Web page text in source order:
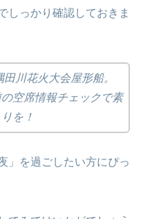
しっかり確認しておきま
川花火大会屋形船。
空席情報チェックで素
を！
」を過ごしたい方にぴっ